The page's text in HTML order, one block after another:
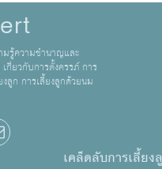
รู้ความชำนาญและ
ยวกับการตั้งครรภ์ การ
ลูก การเลี้ยงลูกด้วยนม
เคล็ดลับการเลี้ยง